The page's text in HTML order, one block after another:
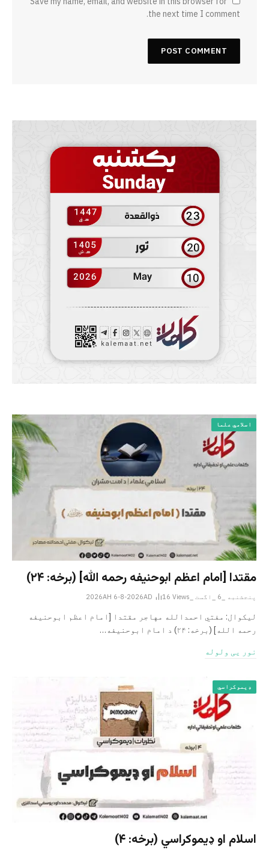
the next time I comment.
اسلامي علما
مقتدا [امام اعظم ابوحنیفه رحمه الله‎] (برخه: ۲۴)
پنجشنبه _6 _اگست _2026AH 6-8-2026AD 16 Views
لیکوال: مفتي احمدالله مهاجر مقتدا [امام اعظم ابوحنیفه
رحمه الله‎] (برخه: ۲۴) د امام ابوحنيفه…
نور یی ولوله
ډیموکراسي
اسلام او ډیموکراسي (برخه: ۴)